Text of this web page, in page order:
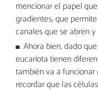
mencionar el papel
gradientes, que
canales que se abren y
Ahora bien, dado
eucariota tienen
también va a
recordar que las